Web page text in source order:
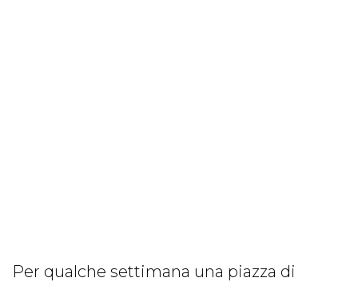
Per qualche settimana una piazza di